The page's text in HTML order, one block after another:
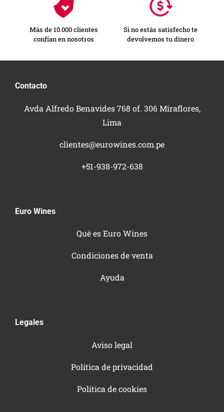
Más de 10.000 clientes
confían en nosotros
Si no estás satisfecho te
devolvemos tu dinero
Contacto
Avda Alfredo Benavides 768 of. 306 Miraflores,
Lima
clientes@eurowines.com.pe
+51-938-972-638
Euro Wines
Qué es Euro Wines
Condiciones de venta
Ayuda
Legales
Aviso legal
Política de privacidad
Política de cookies